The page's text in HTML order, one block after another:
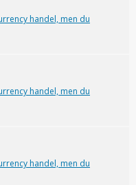
handel, men du
handel, men du
handel, men du